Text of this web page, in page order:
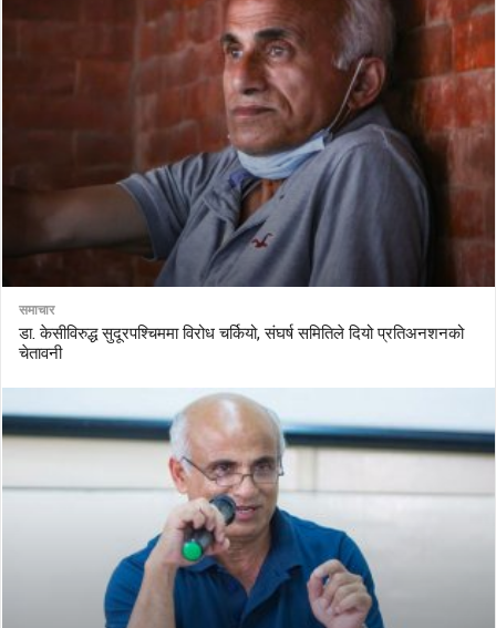
समाचार
डा. केसीविरुद्ध सुदूरपश्चिममा विरोध चर्कियो, संघर्ष समितिले दियो प्रतिअनशनको
चेतावनी